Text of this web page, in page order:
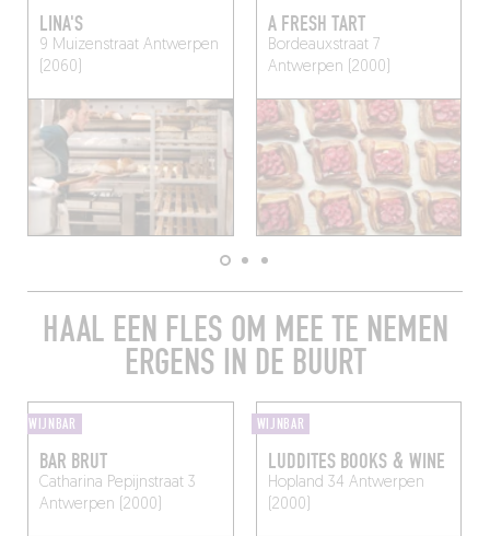
LINA'S
9 MuizenstraatAntwerpen
(2060)
A FRESH TART
Bordeauxstraat 7
Antwerpen (2000)
HAAL EEN FLES OM MEE TE NEMEN
ERGENS IN DE BUURT
WIJNBAR
BAR BRUT
Catharina Pepijnstraat 3
Antwerpen (2000)
WIJNBAR
LUDDITES BOOKS & WINE
Hopland 34 Antwerpen
(2000)